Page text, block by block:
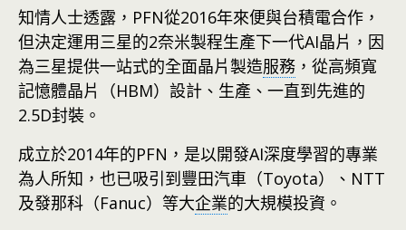
知情人士透露，PFN從2016年來便與台積電合作，
但決定運用三星的2奈米製程生產下一代AI晶片，因
為三星提供一站式的全面晶片製造服務 ，從高頻寬
記憶體晶片（HBM）設計、生產、一直到先進的
2.5D封裝。
成立於2014年的PFN，是以開發AI深度學習的專業
為人所知，也已吸引到豐田汽車（Toyota）、NTT
及發那科（Fanuc）等大企業的大規模投資。